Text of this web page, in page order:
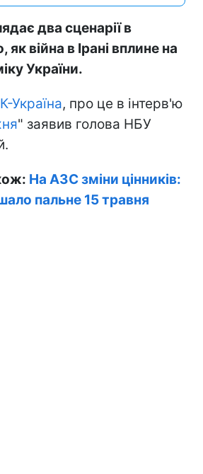
два сценарії в
як війна в Ірані вплине на
України.
Україна, про це в інтерв'ю
" заявив голова НБУ
На АЗС зміни цінників:
пальне 15 травня